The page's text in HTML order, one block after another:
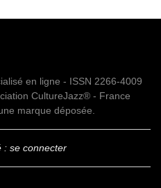
en ligne - ISSN 2266-4009
CultureJazz® - France
marque déposée.
: se connecter